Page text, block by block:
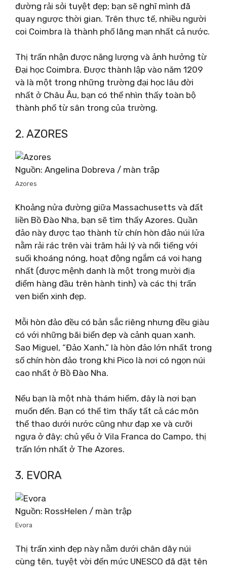
đường rải sỏi tuyệt đẹp; bạn sẽ nghĩ mình đã
quay ngược thời gian. Trên thực tế, nhiều người
coi Coimbra là thành phố lãng mạn nhất cả nước.
Thị trấn nhận được năng lượng và ảnh hưởng từ
Đại học Coimbra. Được thành lập vào năm 1209
và là một trong những trường đại học lâu đời
nhất ở Châu Âu, bạn có thể nhìn thấy toàn bộ
thành phố từ sân trong của trường.
2. AZORES
Nguồn: Angelina Dobreva / màn trập
Azores
Khoảng nửa đường giữa Massachusetts và đất
liền Bồ Đào Nha, bạn sẽ tìm thấy Azores. Quần
đảo này được tạo thành từ chín hòn đảo núi lửa
nằm rải rác trên vài trăm hải lý và nổi tiếng với
suối khoáng nóng, hoạt động ngắm cá voi hạng
nhất (được mệnh danh là một trong mười địa
điểm hàng đầu trên hành tinh) và các thị trấn
ven biển xinh đẹp.
Mỗi hòn đảo đều có bản sắc riêng nhưng đều giàu
có với những bãi biển đẹp và cảnh quan xanh.
Sao Miguel, “Đảo Xanh,” là hòn đảo lớn nhất trong
số chín hòn đảo trong khi Pico là nơi có ngọn núi
cao nhất ở Bồ Đào Nha.
Nếu bạn là một nhà thám hiểm, đây là nơi bạn
muốn đến. Bạn có thể tìm thấy tất cả các môn
thể thao dưới nước cũng như đạp xe và cưỡi
ngựa ở đây; chủ yếu ở Vila Franca do Campo, thị
trấn lớn nhất ở The Azores.
3. EVORA
Nguồn: RossHelen / màn trập
Evora
Thị trấn xinh đẹp này nằm dưới chân dãy núi
cùng tên, tuyệt vời đến mức UNESCO đã đặt tên